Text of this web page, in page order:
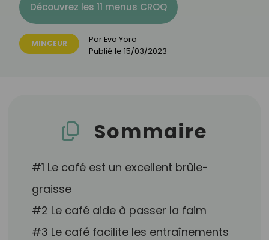
Découvrez les 11 menus CROQ
MINCEUR ParEva Yoro
Publié le 15/03/2023
Sommaire
#1 Le café est un excellent brûle-
graisse
#2 Le café aide à passer la faim
#3 Le café facilite les entraînements